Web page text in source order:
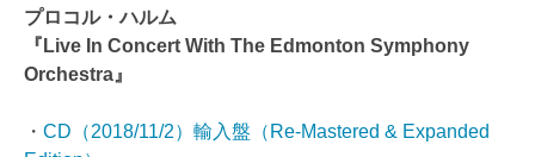
プロコル・ハルム
『Live In Concert With The Edmonton Symphony
Orchestra』
・ CD（2018/11/2）輸入盤（Re-Mastered & Expanded